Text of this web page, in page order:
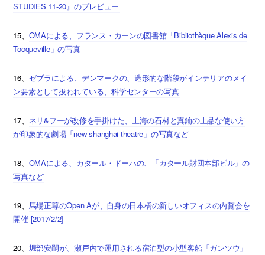
STUDIES 11-20』のプレビュー
15、 OMAによる、フランス・カーンの図書館「Bibliothèque Alexis de
Tocqueville」の写真
16、 ゼブラによる、デンマークの、造形的な階段がインテリアのメイ
ン要素として扱われている、科学センターの写真
17、 ネリ&フーが改修を手掛けた、上海の石材と真鍮の上品な使い方
が印象的な劇場「new shanghai theatre」の写真など
18、 OMAによる、カタール・ドーハの、「カタール財団本部ビル」の
写真など
19、 馬場正尊のOpen Aが、自身の日本橋の新しいオフィスの内覧会を
開催 [2017/2/2]
20、 堀部安嗣が、瀬戸内で運用される宿泊型の小型客船「ガンツウ」